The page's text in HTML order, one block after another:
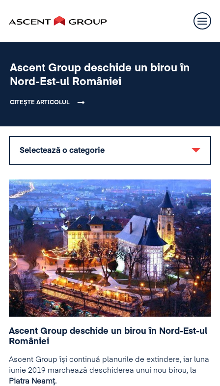
Ascent Group deschide un birou în
Nord-Est-ul României
CITEȘTE ARTICOLUL
Selectează o categorie
Ascent Group deschide un birou în Nord-Est-ul
României
Ascent Group își continuă planurile de extindere, iar luna
iunie 2019 marchează deschiderea unui nou birou, la
Piatra Neamț.